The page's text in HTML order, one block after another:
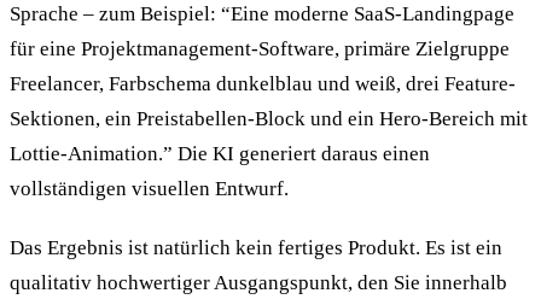
Sprache – zum Beispiel: “Eine moderne SaaS-Landingpage
für eine Projektmanagement-Software, primäre Zielgruppe
Freelancer, Farbschema dunkelblau und weiß, drei Feature-
Sektionen, ein Preistabellen-Block und ein Hero-Bereich mit
Lottie-Animation.” Die KI generiert daraus einen
vollständigen visuellen Entwurf.
Das Ergebnis ist natürlich kein fertiges Produkt. Es ist ein
qualitativ hochwertiger Ausgangspunkt, den Sie innerhalb